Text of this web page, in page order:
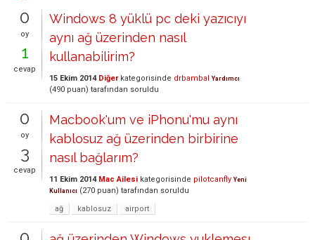
0
oy
1
cevap
Windows 8 yüklü pc deki yazıcıyı
aynı ağ üzerinden nasıl
kullanabilirim?
15 Ekim 2014 Diğerkategorisinde drbambal Yardımcı
(490 puan) tarafından soruldu
0
oy
3
cevap
Macbook'um ve iPhonu'mu aynı
kablosuz ağ üzerinden birbirine
nasıl bağlarım?
11 Ekim 2014 Mac Ailesi kategorisinde pilotcanfly Yeni
Kullanıcı (270 puan) tarafından soruldu
ağ
kablosuz airport